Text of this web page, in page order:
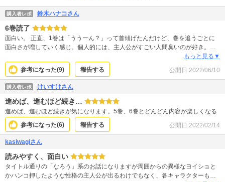
購入者レポ 鈴木ハナコさん
6巻読了
面白い。 正直、1巻は「ううーん？」って首傾げたんだけど、巻を追うごとに
面白さが増していく感じ。個人的には、主人公がすごい人間臭いのが好き。自
分の存在感だけのために頑張ってるのに、レベルアップする度に逆にいってる
の、残念過ぎてプププってなる。エロなし、グロ…は、虫耐性ないときついコ
マとかあるかも。兎にも角にも、描き方巧い！！
もっと見る▼
参考になった(9) 報告する 公開日:2022/06/10
購入者レポ けいすけさん
進めば、進むほど続き…
進めば、進むほど続きが気になります。5巻、6巻とどんどん内容が楽しくなる
参考になった(6) 報告する 公開日:2022/02/14
kasiwagiさん
読みやすく、面白い
タイトル通りの「なろう」系のお話になりますが周囲からの異様なヨイショと
かハンコ押したような性格の主人公が出るわけでもなく、各キャラクターもと